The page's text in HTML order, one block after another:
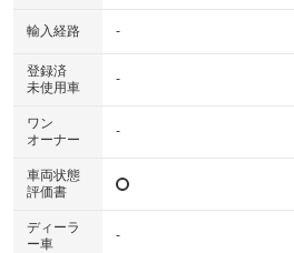
輸入経路 -
登録済
未使用車
-
ワン
オーナー
-
車両状態
評価書
ディーラ
ー車
-